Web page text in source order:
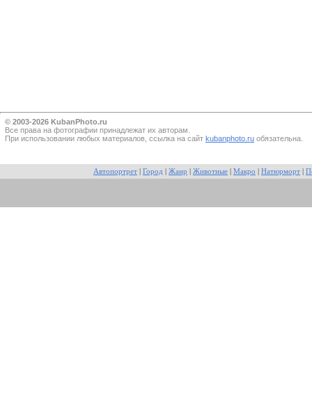
© 2003-2026 KubanPhoto.ru
Все прaва на фотографии принадлежат их авторам.
При использовании любых материалов, ссылка на сайт kubanphoto.ru обязательна.
Автопортрет Город Жанр Животные Макро Натюрморт